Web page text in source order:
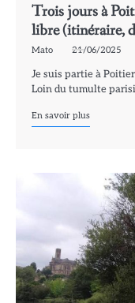
Trois jours à
libre (itinéraire,
Mato 21/06/2025
Je suis partie à
Loin du tumulte
En savoir plus